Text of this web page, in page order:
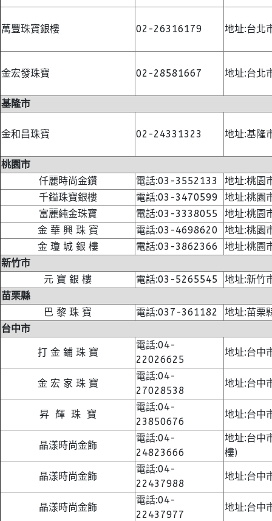
萬豐珠寶銀樓 02-26316179 地址:台北
金宏發珠寶 02-28581667 地址:台北
基隆市
金和昌珠寶 02-24331323 地址:基隆
桃園市
仟麗時尚金鑽
電話:03-3552133
地址:桃園
千鎰珠寶銀樓
電話:03-3470599
地址:桃園
富麗純金珠寶
電話:03-3338055
地址:桃園
金 華 興 珠 寶
電話:03-4698620
地址:桃園
金 瓊 城 銀 樓
電話:03-3862366
地址:桃園
新竹市
元 寶 銀 樓
電話:03-5265545
地址:新竹
苗栗縣
巴 黎 珠 寶
電話:037-361182
地址:苗栗
台中市
打 金 鋪 珠 寶
電話:04-
22026625
地址:台中
金 宏 家 珠 寶
電話:04-
27028538
地址:台中
昇 輝 珠 寶
電話:04-
23850676
地址:台中
晶漾時尚金飾
電話:04-
24823666
地址:台中
樓)
晶漾時尚金飾
電話:04-
22437988
地址:台中
晶漾時尚金飾
電話:04-
22437977
地址:台中